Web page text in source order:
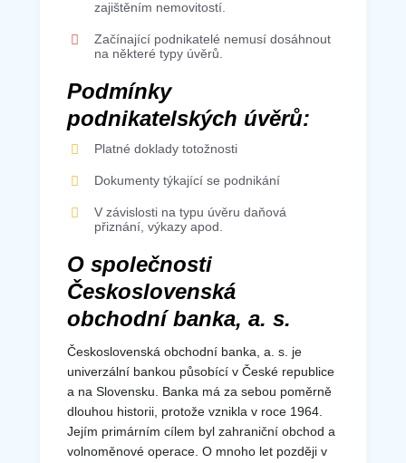
zajištěním nemovitostí.
Začínající podnikatelé nemusí dosáhnout
na některé typy úvěrů.
Podmínky
podnikatelských úvěrů:
Platné doklady totožnosti
Dokumenty týkající se podnikání
V závislosti na typu úvěru daňová
přiznání, výkazy apod.
O společnosti
Československá
obchodní banka, a. s.
Československá obchodní banka, a. s. je
univerzální bankou působící v České republice
a na Slovensku. Banka má za sebou poměrně
dlouhou historii, protože vznikla v roce 1964.
Jejím primárním cílem byl zahraniční obchod a
volnoměnové operace. O mnoho let později v